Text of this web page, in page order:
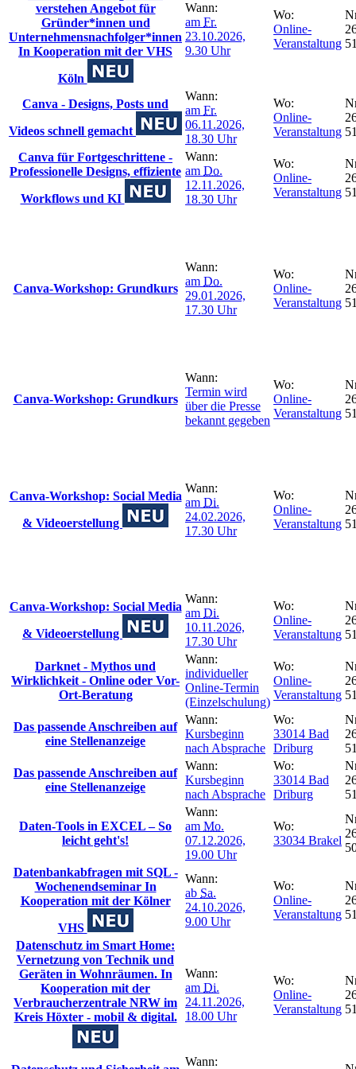
verstehen Angebot für
Gründer*innen und
Unternehmensnachfolger*innen
In Kooperation mit der VHS
Köln
Wann:
am Fr.
23.10.2026,
9.30 Uhr
Wo:
Online-
Veranstaltung
Canva - Designs, Posts und
Videos schnell gemacht
Wann:
am Fr.
06.11.2026,
18.30 Uhr
Wo:
Online-
Veranstaltung
Canva für Fortgeschrittene -
Professionelle Designs, effiziente
Workflows und KI
Wann:
am Do.
12.11.2026,
18.30 Uhr
Wo:
Online-
Veranstaltung
Canva-Workshop: Grundkurs
Wann:
am Do.
29.01.2026,
17.30 Uhr
Wo:
Online-
Veranstaltung
Canva-Workshop: Grundkurs
Wann:
Termin wird
über die Presse
bekannt gegeben
Wo:
Online-
Veranstaltung
Canva-Workshop: Social Media
& Videoerstellung
Wann:
am Di.
24.02.2026,
17.30 Uhr
Wo:
Online-
Veranstaltung
Canva-Workshop: Social Media
& Videoerstellung
Wann:
am Di.
10.11.2026,
17.30 Uhr
Wo:
Online-
Veranstaltung
Darknet - Mythos und
Wirklichkeit - Online oder Vor-
Ort-Beratung
Wann:
individueller
Online-Termin
(Einzelschulung)
Wo:
Online-
Veranstaltung
Das passende Anschreiben auf
eine Stellenanzeige
Wann:
Kursbeginn
nach Absprache
Wo:
33014 Bad
Driburg
Das passende Anschreiben auf
eine Stellenanzeige
Wann:
Kursbeginn
nach Absprache
Wo:
33014 Bad
Driburg
Daten-Tools in EXCEL – So
leicht geht's!
Wann:
am Mo.
07.12.2026,
19.00 Uhr
Wo:
33034 Brakel
Datenbankabfragen mit SQL -
Wochenendseminar In
Kooperation mit der Kölner
VHS
Wann:
ab Sa.
24.10.2026,
9.00 Uhr
Wo:
Online-
Veranstaltung
Datenschutz im Smart Home:
Vernetzung von Technik und
Geräten in Wohnräumen. In
Kooperation mit der
Verbraucherzentrale NRW im
Kreis Höxter - mobil & digital.
Wann:
am Di.
24.11.2026,
18.00 Uhr
Wo:
Online-
Veranstaltung
Wann: